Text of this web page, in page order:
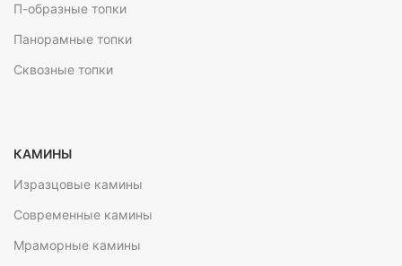
П-образные топки
Панорамные топки
Сквозные топки
КАМИНЫ
Изразцовые камины
Современные камины
Мраморные камины